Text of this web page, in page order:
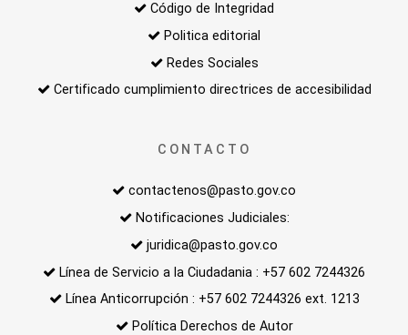
Código de Integridad
Politica editorial
Redes Sociales
Certificado cumplimiento directrices de accesibilidad
CONTACTO
contactenos@pasto.gov.co
Notificaciones Judiciales:
juridica@pasto.gov.co
Línea de Servicio a la Ciudadania : +57 602 7244326
Línea Anticorrupción : +57 602 7244326 ext. 1213
Política Derechos de Autor